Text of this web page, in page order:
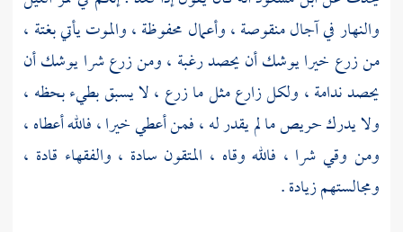
والنهار في آجال منقوصة ، وأعمال محفوظة ، والموت يأتي بغتة ،
من زرع خيرا يوشك أن يحصد رغبة ، ومن زرع شرا يوشك أن
يحصد ندامة ، ولكل زارع مثل ما زرع ، لا يسبق بطيء بحظه ،
ولا يدرك حريص ما لم يقدر له ، فمن أعطي خيرا ، فالله أعطاه ،
ومن وقي شرا ، فالله وقاه ، المتقون سادة ، والفقهاء قادة ،
ومجالستهم زيادة .